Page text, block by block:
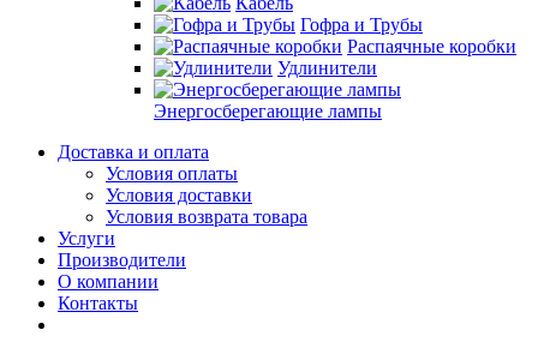
Гофра и Трубы
Распаячные коробки
Удлинители
Энергосберегающие лампы
Доставка и оплата
Условия оплаты
Условия доставки
Условия возврата товара
Услуги
Производители
О компании
Контакты